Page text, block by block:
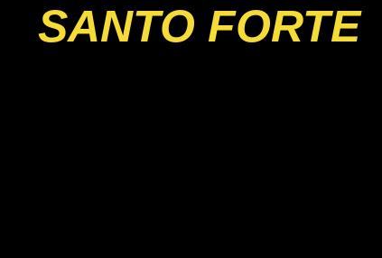
SANTO FORTE